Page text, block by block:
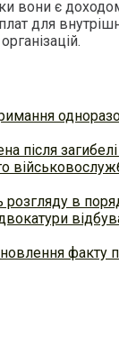
вони є
для
після загибелі
розгляду в
факту